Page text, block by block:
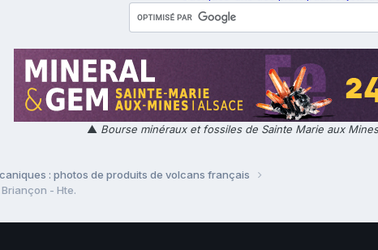
▲ Bourse minéraux et fossiles de Sainte Marie aux
: photos de produits de volcans français
- Hte.